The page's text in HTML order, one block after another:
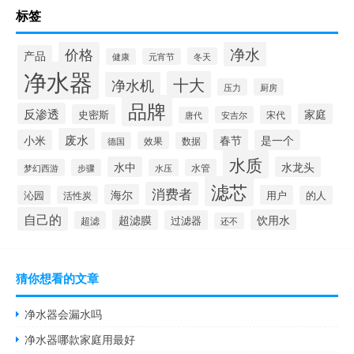
标签
产品 价格 健康 元宵节 冬天 净水
净水器 净水机 十大 压力 厨房
反渗透 史密斯 品牌 唐代 安吉尔 宋代
家庭
小米
废水 德国 效果 数据 春节 是一个
梦幻西游 步骤 水中 水压 水管 水质 水龙头
沁园 活性炭 海尔 消费者 滤芯 用户 的人
自己的 超滤 超滤膜 过滤器 还不 饮用水
猜你想看的文章
净水器会漏水吗
净水器哪款家庭用最好